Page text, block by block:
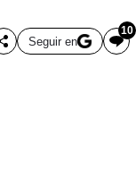
Seguir en
10